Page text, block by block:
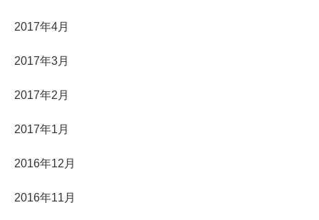
2017年4月
2017年3月
2017年2月
2017年1月
2016年12月
2016年11月